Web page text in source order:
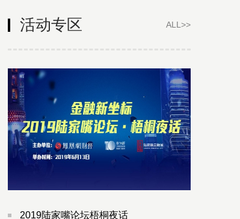
活动专区 ALL>>
2019陆家嘴论坛梧桐夜话